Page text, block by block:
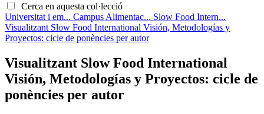
Cerca en aquesta col·lecció
Universitat i em... Campus Alimentac... Slow Food Intern...
Visualitzant Slow Food International Visión, Metodologías y
Proyectos: cicle de ponències per autor
Visualitzant Slow Food International
Visión, Metodologías y Proyectos: cicle de
ponències per autor